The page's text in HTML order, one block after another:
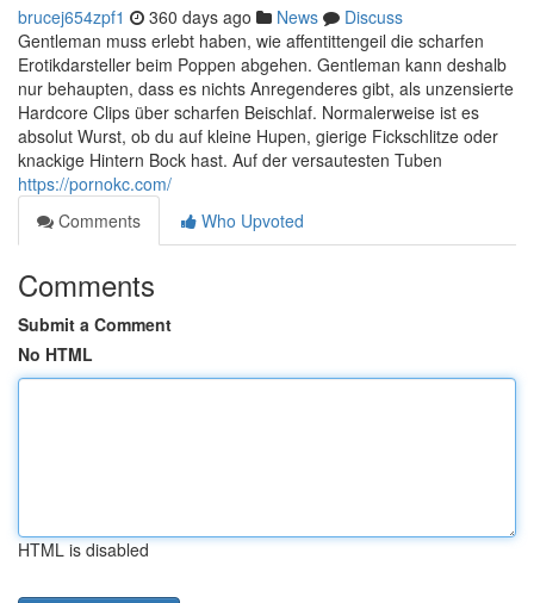
brucej654zpf1 360 days ago News
Discuss
Gentleman muss erlebt haben, wie affentittengeil die scharfen
Erotikdarsteller beim Poppen abgehen. Gentleman kann deshalb
nur behaupten, dass es nichts Anregenderes gibt, als unzensierte
Hardcore Clips über scharfen Beischlaf. Normalerweise ist es
absolut Wurst, ob du auf kleine Hupen, gierige Fickschlitze oder
knackige Hintern Bock hast. Auf der versautesten Tuben
https://pornokc.com/
Comments
Who Upvoted
Comments
Submit a Comment
No HTML
HTML is disabled